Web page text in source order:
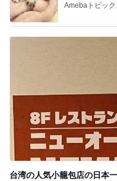
Amebaトピック
台湾の人気小籠包店の日本